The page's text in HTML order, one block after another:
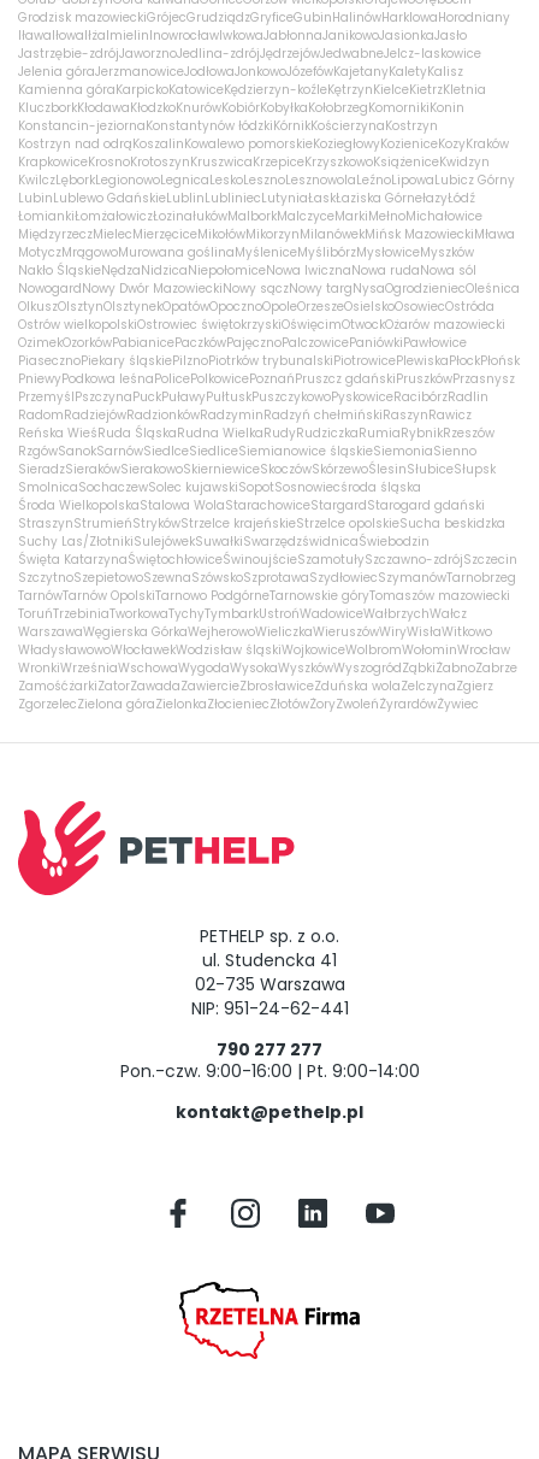
Grodzisk mazowieckiGrójecGrudziądzGryficeGubinHalinówHarklowaHorodniany
IławaIłowaIłżaImielinInowrocławIwkowaJabłonnaJanikowoJasionkaJasło
Jastrzębie-zdrójJaworznoJedlina-zdrójJędrzejówJedwabneJelcz-laskowice
Jelenia góraJerzmanowiceJodłowaJonkowoJózefówKajetanyKaletyKalisz
Kamienna góraKarpickoKatowiceKędzierzyn-koźleKętrzynKielceKietrzKletnia
KluczborkKłodawaKłodzkoKnurówKobiórKobyłkaKołobrzegKomornikiKonin
Konstancin-jeziornaKonstantynów łódzkiKórnikKościerzynaKostrzyn
Kostrzyn nad odrąKoszalinKowalewo pomorskieKoziegłowyKozieniceKozyKraków
KrapkowiceKrosnoKrotoszynKruszwicaKrzepiceKrzyszkowoKsiążeniceKwidzyn
KwilczLęborkLegionowoLegnicaLeskoLesznoLesznowolaLeźnoLipowaLubicz Górny
LubinLublewo GdańskieLublinLubliniecLutyniaŁaskŁaziska GórnełazyŁódź
ŁomiankiŁomżałowiczŁozinałukówMalborkMalczyceMarkiMełnoMichałowice
MiędzyrzeczMielecMierzęciceMikołówMikorzynMilanówekMińsk MazowieckiMława
MotyczMrągowoMurowana goślinaMyśleniceMyślibórzMysłowiceMyszków
Nakło ŚląskieNędzaNidzicaNiepołomiceNowa IwicznaNowa rudaNowa sól
NowogardNowy Dwór MazowieckiNowy sączNowy targNysaOgrodzieniecOleśnica
OlkuszOlsztynOlsztynekOpatówOpocznoOpoleOrzeszeOsielskoOsowiecOstróda
Ostrów wielkopolskiOstrowiec świętokrzyskiOświęcimOtwockOżarów mazowiecki
OzimekOzorkówPabianicePaczkówPajęcznoPalczowicePaniówkiPawłowice
PiasecznoPiekary śląskiePilznoPiotrków trybunalskiPiotrowicePlewiskaPłockPłońsk
PniewyPodkowa leśnaPolicePolkowicePoznańPruszcz gdańskiPruszkówPrzasnysz
PrzemyślPszczynaPuckPuławyPułtuskPuszczykowoPyskowiceRacibórzRadlin
RadomRadziejówRadzionkówRadzyminRadzyń chełmińskiRaszynRawicz
Reńska WieśRuda ŚląskaRudna WielkaRudyRudziczkaRumiaRybnikRzeszów
RzgówSanokSarnówSiedlceSiedliceSiemianowice śląskieSiemoniaSienno
SieradzSierakówSierakowoSkierniewiceSkoczówSkórzewoŚlesinSłubiceSłupsk
SmolnicaSochaczewSolec kujawskiSopotSosnowiecśroda śląska
Środa WielkopolskaStalowa WolaStarachowiceStargardStarogard gdański
StraszynStrumieńStrykówStrzelce krajeńskieStrzelce opolskieSucha beskidzka
Suchy Las/ZłotnikiSulejówekSuwałkiSwarzędzświdnicaŚwiebodzin
Święta KatarzynaŚwiętochłowiceŚwinoujścieSzamotułySzczawno-zdrójSzczecin
SzczytnoSzepietowoSzewnaSzówskoSzprotawaSzydłowiecSzymanówTarnobrzeg
TarnówTarnów OpolskiTarnowo PodgórneTarnowskie góryTomaszów mazowiecki
ToruńTrzebiniaTworkowaTychyTymbarkUstrońWadowiceWałbrzychWałcz
WarszawaWęgierska GórkaWejherowoWieliczkaWieruszówWiryWisłaWitkowo
WładysławowoWłocławekWodzisław śląskiWojkowiceWolbromWołominWrocław
WronkiWrześniaWschowaWygodaWysokaWyszkówWyszogródZąbkiŻabnoZabrze
ZamośćżarkiZatorZawadaZawiercieZbrosławiceZduńska wolaZelczynaZgierz
ZgorzelecZielona góraZielonkaZłocieniecZłotówŻoryZwoleńŻyrardówŻywiec
PETHELP sp. z o.o.
ul. Studencka 41
02-735 Warszawa
NIP: 951-24-62-441
790 277 277
Pon.-czw. 9:00-16:00 | Pt. 9:00-14:00
kontakt@pethelp.pl